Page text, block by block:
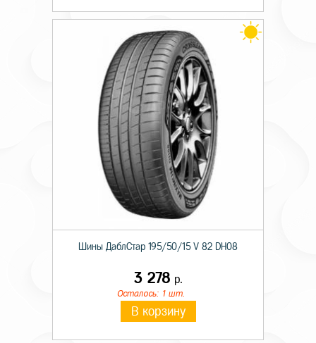
Шины ДаблСтар 195/50/15 V 82 DH08
3 278 р.
Осталось: 1 шт.
В корзину